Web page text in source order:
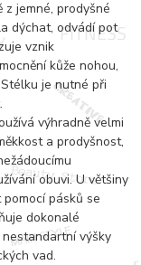
jemné, prodyšné
dýchat, odvádí pot
vznik
kůže nohou,
je nutné při
výhradně velmi
a prodyšnost,
obuvi. U většiny
pásků se
dokonalé
výšky
vad.